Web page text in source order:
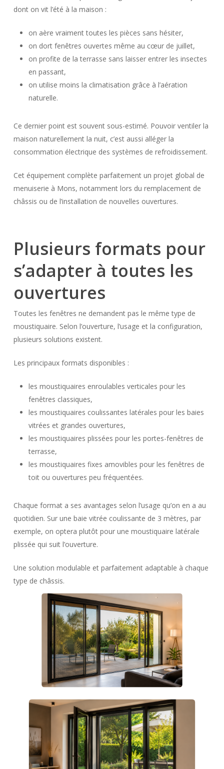
dont on vit l’été à la maison :
on aère vraiment toutes les pièces sans hésiter,
on dort fenêtres ouvertes même au cœur de juillet,
on profite de la terrasse sans laisser entrer les insectes
en passant,
on utilise moins la climatisation grâce à l’aération
naturelle.
Ce dernier point est souvent sous-estimé. Pouvoir ventiler la
maison naturellement la nuit, c’est aussi alléger la
consommation électrique des systèmes de refroidissement.
Cet équipement complète parfaitement un projet global de
menuiserie à Mons, notamment lors du remplacement de
châssis ou de l’installation de nouvelles ouvertures.
Plusieurs formats pour
s’adapter à toutes les
ouvertures
Toutes les fenêtres ne demandent pas le même type de
moustiquaire. Selon l’ouverture, l’usage et la configuration,
plusieurs solutions existent.
Les principaux formats disponibles :
les moustiquaires enroulables verticales pour les
fenêtres classiques,
les moustiquaires coulissantes latérales pour les baies
vitrées et grandes ouvertures,
les moustiquaires plissées pour les portes-fenêtres de
terrasse,
les moustiquaires fixes amovibles pour les fenêtres de
toit ou ouvertures peu fréquentées.
Chaque format a ses avantages selon l’usage qu’on en a au
quotidien. Sur une baie vitrée coulissante de 3 mètres, par
exemple, on optera plutôt pour une moustiquaire latérale
plissée qui suit l’ouverture.
Une solution modulable et parfaitement adaptable à chaque
type de châssis.